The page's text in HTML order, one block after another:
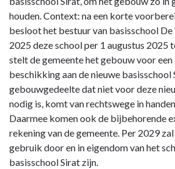
houden. Context: na een korte
besloot het bestuur van basisschool
2025 deze school per 1 augustus 2025
stelt de gemeente het gebouw voor
beschikking aan de nieuwe basisschool
gebouwgedeelte dat niet voor deze
nodig is, komt van rechtswege in
Daarmee komen ook de bijbehorende
rekening van de gemeente. Per 2029
gebruik door en in eigendom van het
basisschool Sirat zijn.